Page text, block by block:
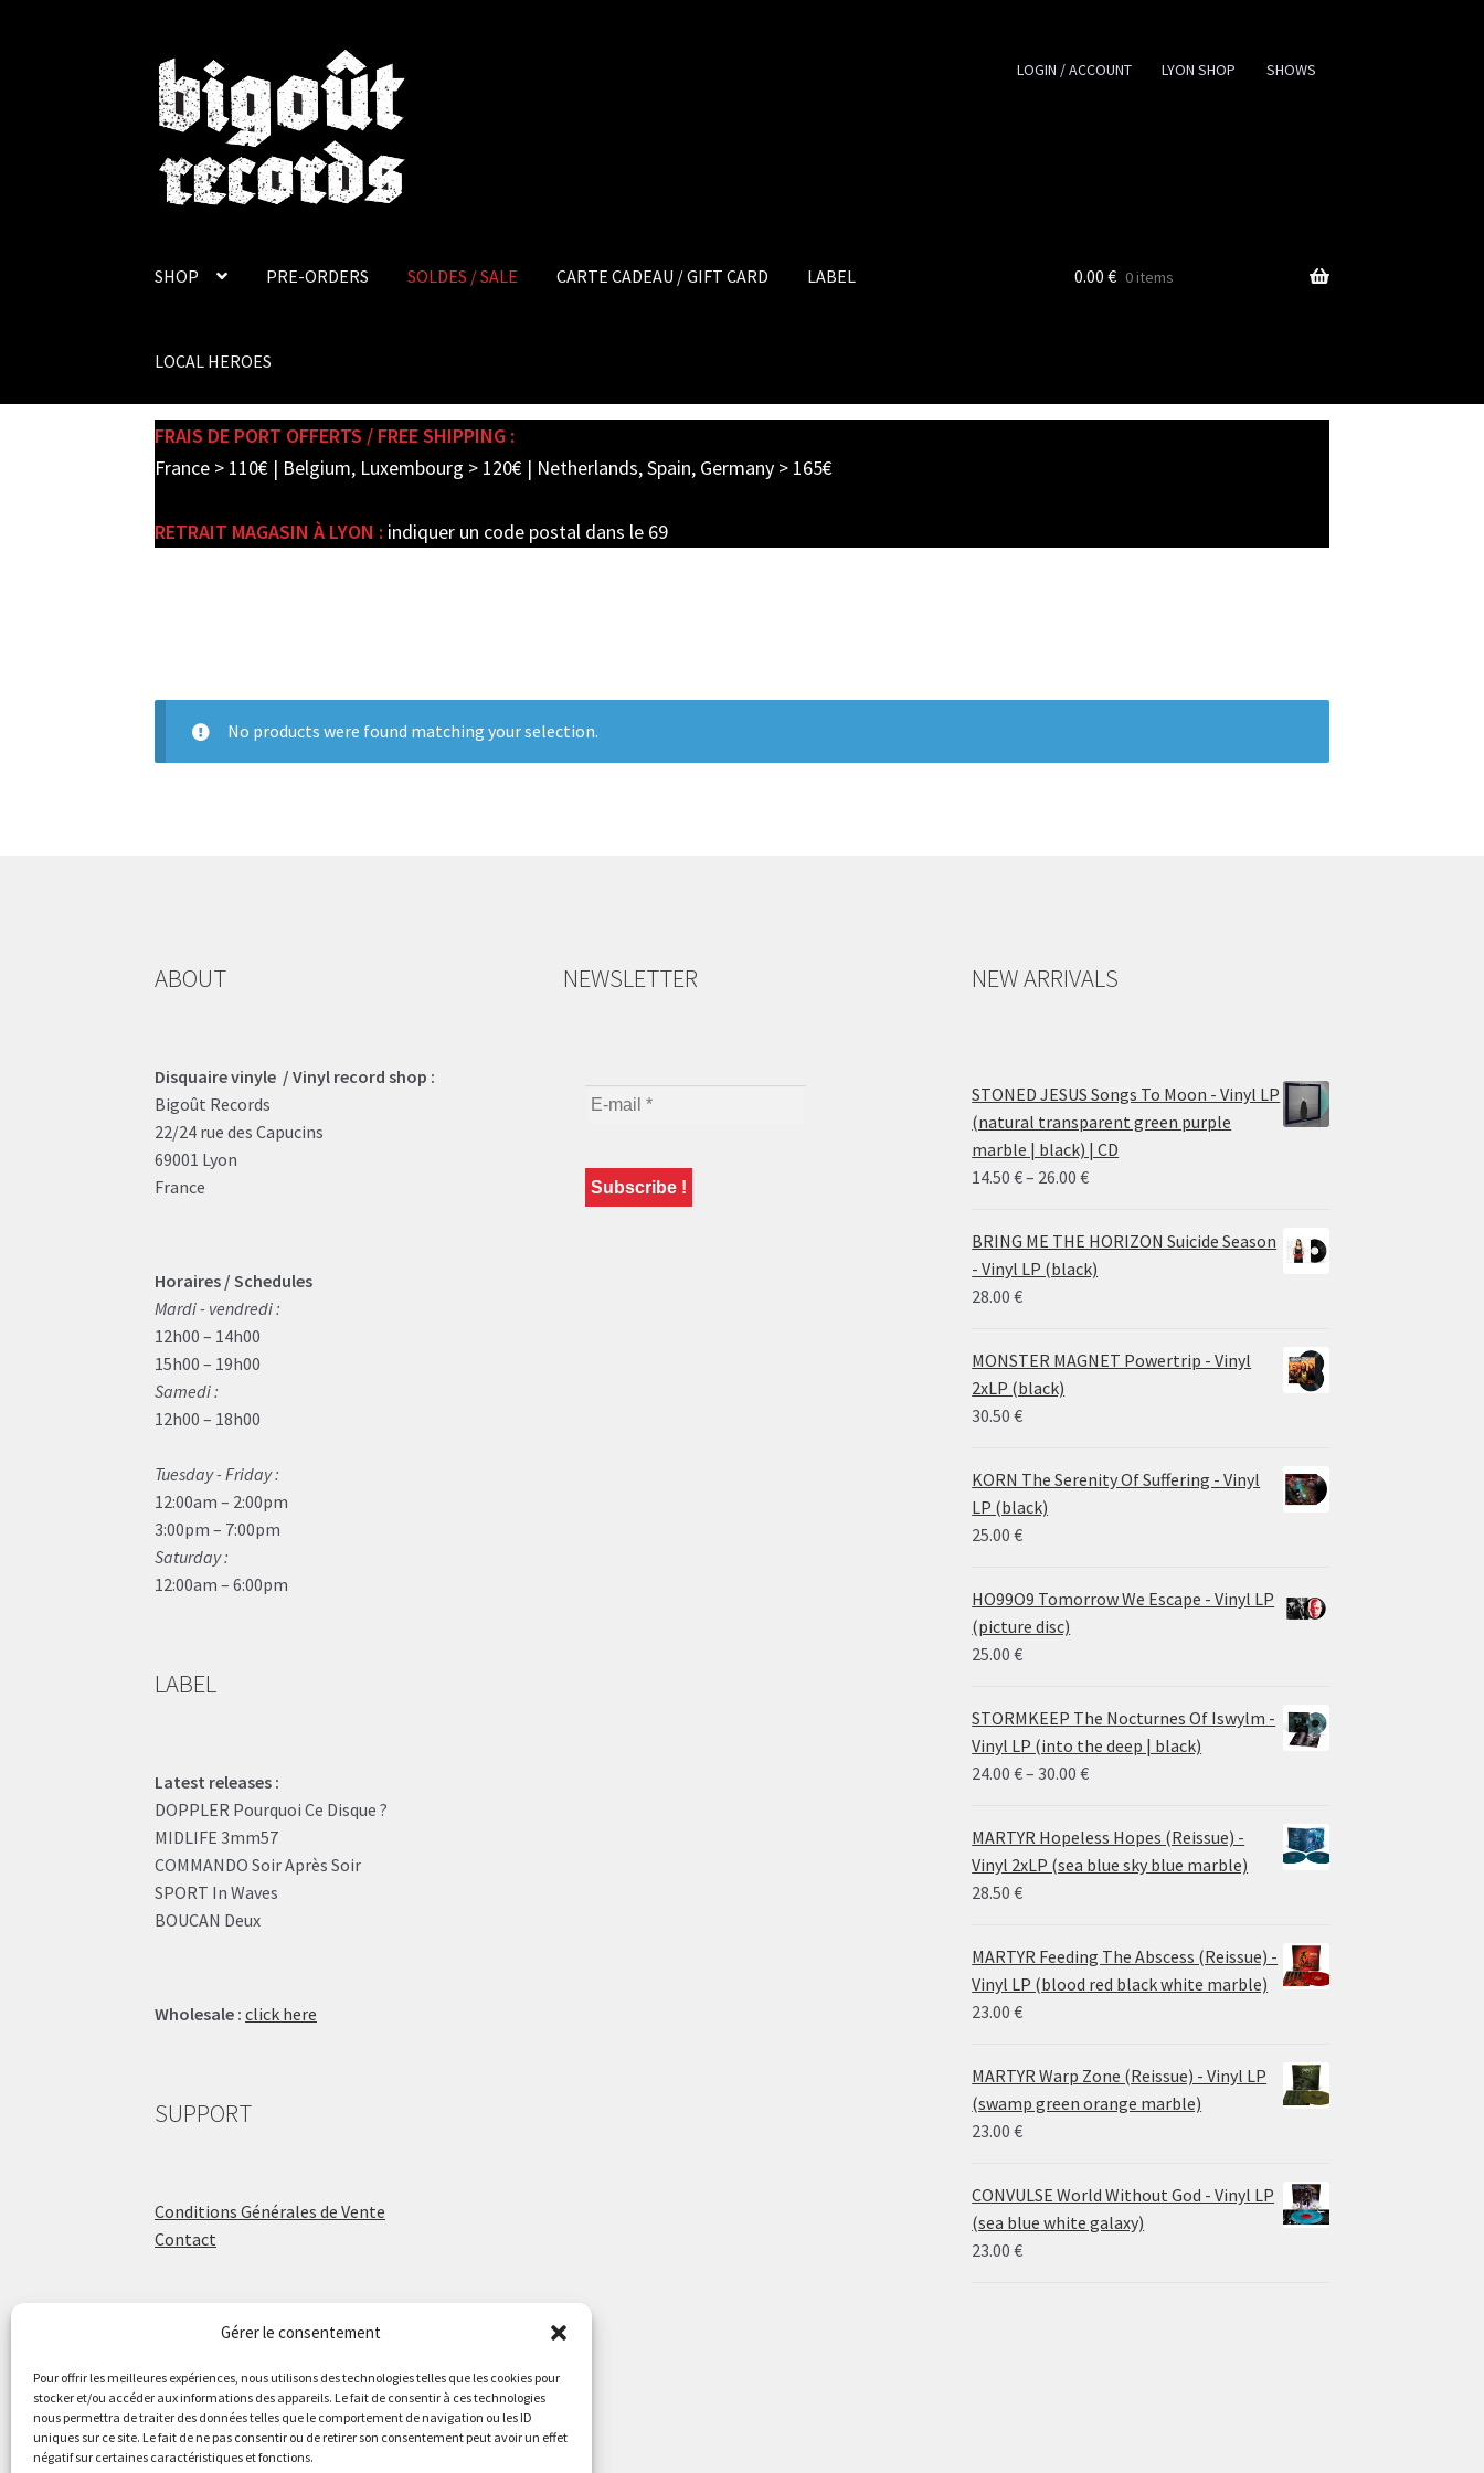
Gérer le consentement
Pour offrir les meilleures expériences, nous utilisons des technologies telles que les cookies pour
stocker et/ou accéder aux informations des appareils. Le fait de consentir à ces technologies
nous permettra de traiter des données telles que le comportement de navigation ou les ID
uniques sur ce site. Le fait de ne pas consentir ou de retirer son consentement peut avoir un effet
négatif sur certaines caractéristiques et fonctions.
Skip
to
navigation
Skip
to
content
LOGIN / ACCOUNT LYON SHOP SHOWS
SHOP PRE-ORDERS SOLDES / SALE CARTE CADEAU / GIFT CARD LABEL
LOCAL HEROES
0.00 € 0 items
FRAIS DE PORT OFFERTS / FREE SHIPPING :
France > 110€ | Belgium, Luxembourg > 120€ | Netherlands, Spain, Germany > 165€
RETRAIT MAGASIN À LYON : indiquer un code postal dans le 69
No products were found matching your selection.
ABOUT
Disquaire vinyle / Vinyl record shop :
Bigoût Records
22/24 rue des Capucins
69001 Lyon
France
Horaires / Schedules
Mardi - vendredi :
12h00 – 14h00
15h00 – 19h00
Samedi :
12h00 – 18h00
Tuesday - Friday :
12:00am – 2:00pm
3:00pm – 7:00pm
Saturday :
12:00am – 6:00pm
LABEL
Latest releases :
DOPPLER Pourquoi Ce Disque ?
MIDLIFE 3mm57
COMMANDO Soir Après Soir
SPORT In Waves
BOUCAN Deux
Wholesale : click here
SUPPORT
Conditions Générales de Vente
Contact
ÉCOLE DE BATTERIE
Raphaël Aboulker
raphaelaboulker.com
NEWSLETTER NEW ARRIVALS
STONED JESUS Songs To Moon - Vinyl LP
(natural transparent green purple
marble | black) | CD
14.50€– 26.00€Price
14.50 €
through
BRING ME THE HORIZON Suicide Season
- Vinyl LP (black)
28.00€
MONSTER MAGNET Powertrip - Vinyl
2xLP (black)
30.50€
KORN The Serenity Of Suffering - Vinyl
LP (black)
25.00€
HO99O9 Tomorrow We Escape - Vinyl LP
(picture disc)
25.00€
STORMKEEP The Nocturnes Of Iswylm -
Vinyl LP (into the deep | black)
24.00€– 30.00€Price
24.00 €
through
MARTYR Hopeless Hopes (Reissue) -
Vinyl 2xLP (sea blue sky blue marble)
28.50€
MARTYR Feeding The Abscess (Reissue) -
Vinyl LP (blood red black white marble)
23.00€
MARTYR Warp Zone (Reissue) - Vinyl LP
(swamp green orange marble)
23.00€
CONVULSE World Without God - Vinyl LP
(sea blue white galaxy)
23.00€